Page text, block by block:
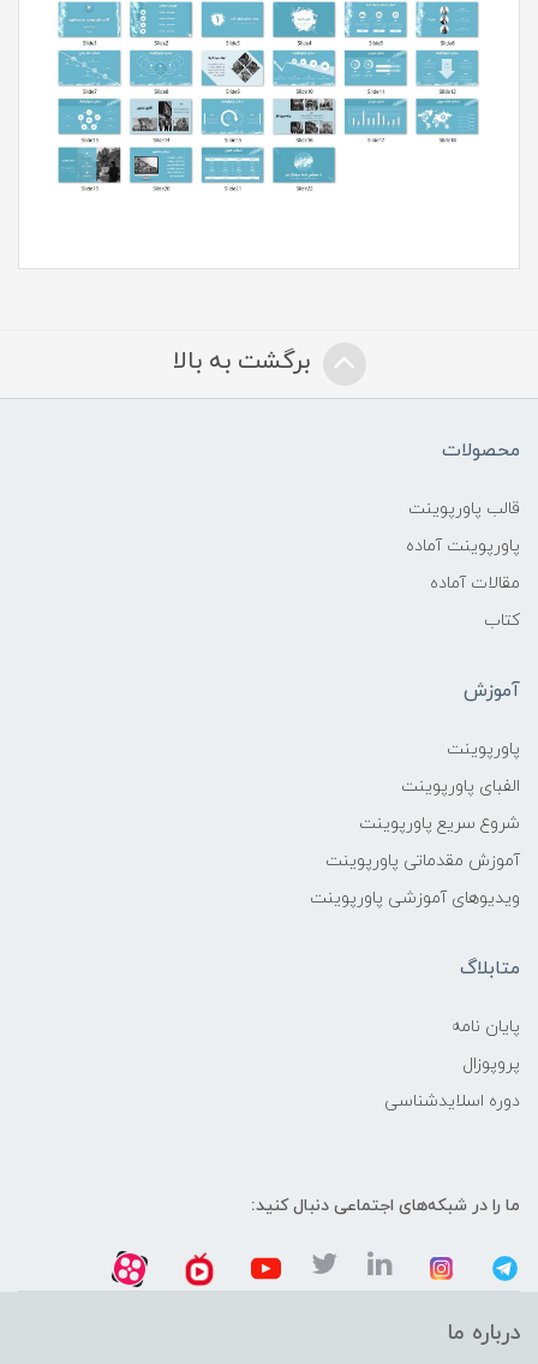
برگشت به بالا
محصولات
قالب پاورپوینت
پاورپوینت آماده
مقالات آماده
کتاب
آموزش
پاورپوینت
الفبای پاورپوینت
شروع سریع پاورپوینت
آموزش مقدماتی پاورپوینت
ویدیوهای آموزشی پاورپوینت
متابلاگ
پایان نامه
پروپوزال
دوره اسلایدشناسی
ما را در شبکه‌های اجتماعی دنبال کنید:
درباره ما